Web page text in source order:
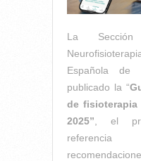
La
Española de
publicado la “
de
2025” , el